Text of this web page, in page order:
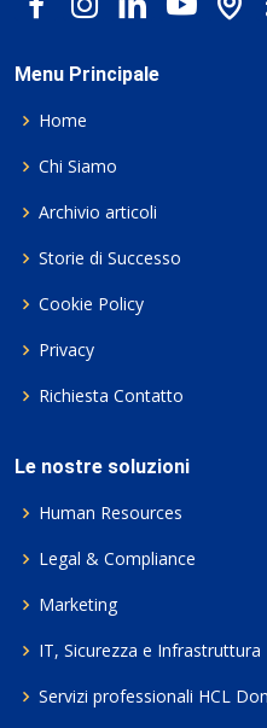
Menu Principale
Home
Chi Siamo
Archivio articoli
Storie di Successo
Cookie Policy
Privacy
Richiesta Contatto
Le nostre soluzioni
Human Resources
Legal & Compliance
Marketing
IT, Sicurezza e Infrastruttura
Servizi professionali HCL